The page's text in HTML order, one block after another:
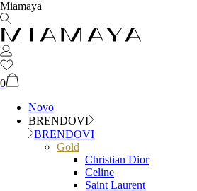
Miamaya
0
Novo
BRENDOVI
BRENDOVI
Gold
Christian Dior
Celine
Saint Laurent